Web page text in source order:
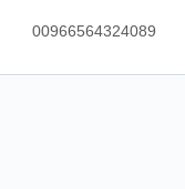
00966564324089